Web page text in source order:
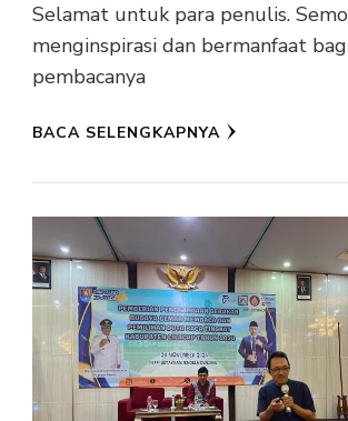
Selamat untuk para penulis.
menginspirasi dan bermanfaat
pembacanya
BACA SELENGKAPNYA